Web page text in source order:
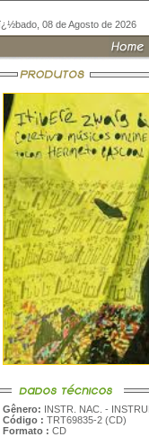
08 de Agosto de 2026
Gênero: INSTR. NAC. -
Código : TRT69835-2 (CD)
Formato : CD